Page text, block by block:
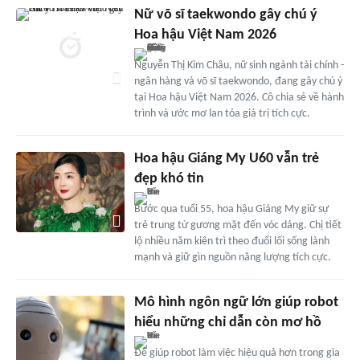
Nữ võ sĩ taekwondo gây chú ý
Hoa hậu Việt Nam 2026
Nguyễn Thị Kim Châu, nữ sinh ngành tài chính -
ngân hàng và võ sĩ taekwondo, đang gây chú ý
tại Hoa hậu Việt Nam 2026. Cô chia sẻ về hành
trình và ước mơ lan tỏa giá trị tích cực.
Hoa hậu Giáng My U60 vẫn trẻ
đẹp khó tin
Bước qua tuổi 55, hoa hậu Giáng My giữ sự
trẻ trung từ gương mặt đến vóc dáng. Chị tiết
lộ nhiều năm kiên trì theo đuổi lối sống lành
mạnh và giữ gìn nguồn năng lượng tích cực.
Mô hình ngôn ngữ lớn giúp robot
hiểu những chỉ dẫn còn mơ hồ
Để giúp robot làm việc hiệu quả hơn trong gia